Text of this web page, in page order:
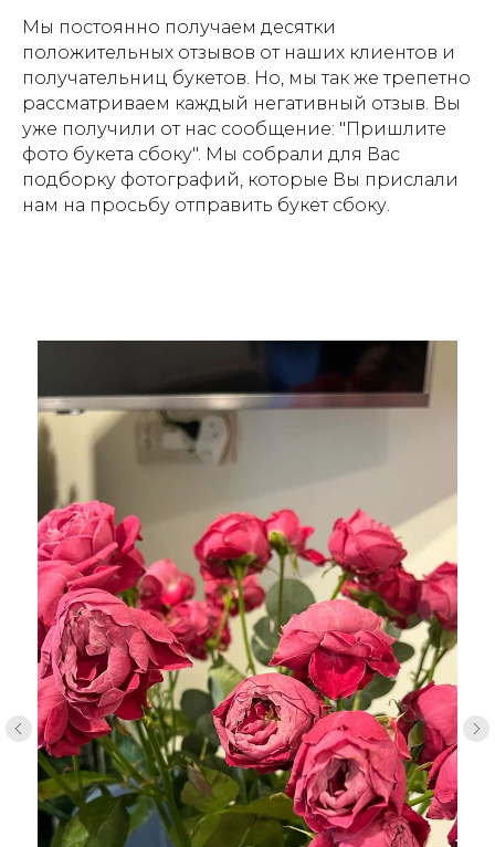
Мы постоянно получаем десятки
положительных отзывов от наших клиентов и
получательниц букетов. Но, мы так же трепетно
рассматриваем каждый негативный отзыв. Вы
уже получили от нас сообщение: "Пришлите
фото букета сбоку". Мы собрали для Вас
подборку фотографий, которые Вы прислали
нам на просьбу отправить букет сбоку.